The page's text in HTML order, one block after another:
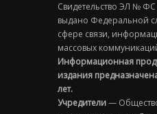
Свидетельство ЭЛ № ФС
выдано Федеральной
сфере связи,
массовых
Информационная
издания
лет.
Учредители—